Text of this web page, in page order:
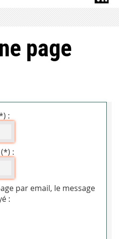
page
:
:
par email, le message
: